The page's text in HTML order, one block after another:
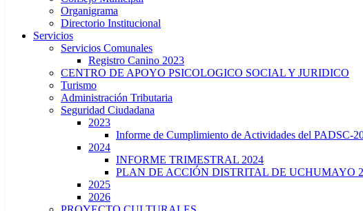
Organigrama
Directorio Institucional
Servicios
Servicios Comunales
Registro Canino 2023
CENTRO DE APOYO PSICOLOGICO SOCIAL Y JURIDICO
Turismo
Administración Tributaria
Seguridad Ciudadana
2023
Informe de Cumplimiento de Actividades del
2024
INFORME TRIMESTRAL 2024
PLAN DE ACCIÓN DISTRITAL DE UCHUMAYO
2025
2026